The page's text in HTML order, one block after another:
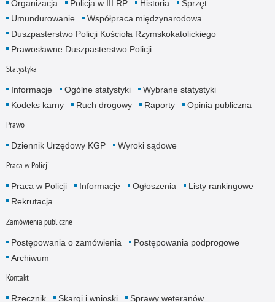
Organizacja
Policja w III RP Historia
Sprzęt
Umundurowanie
Współpraca międzynarodowa
Duszpasterstwo Policji Kościoła Rzymskokatolickiego
Prawosławne Duszpasterstwo Policji
Statystyka
Informacje Ogólne statystyki
Wybrane statystyki
Kodeks karny
Ruch drogowy Raporty Opinia publiczna
Prawo
Dziennik Urzędowy KGP Wyroki sądowe
Praca w Policji
Praca w Policji Informacje Ogłoszenia
Listy rankingowe
Rekrutacja
Zamówienia publiczne
Postępowania o zamówienia
Postępowania podprogowe
Archiwum
Kontakt
Rzecznik Skargi i wnioski Sprawy weteranów